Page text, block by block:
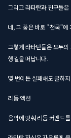
그리고 라타탄과 친구들
네, 그 꿈은 바로 "천국"에
그렇게 라타탄들은 모두
행길을 떠납니다.
몇 번이든 실패해도 굴하
리듬 액션
음악에 맞춰 리듬 커맨드